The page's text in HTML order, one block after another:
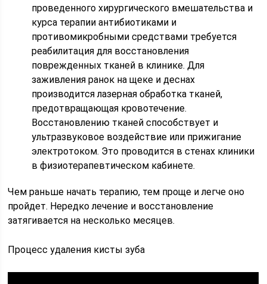
проведенного хирургического вмешательства и
курса терапии антибиотиками и
противомикробными средствами требуется
реабилитация для восстановления
поврежденных тканей в клинике. Для
заживления ранок на щеке и деснах
производится лазерная обработка тканей,
предотвращающая кровотечение.
Восстановлению тканей способствует и
ультразвуковое воздействие или прижигание
электротоком. Это проводится в стенах клиники
в физиотерапевтическом кабинете.
Чем раньше начать терапию, тем проще и легче оно
пройдет. Нередко лечение и восстановление
затягивается на несколько месяцев.
Процесс удаления кисты зуба